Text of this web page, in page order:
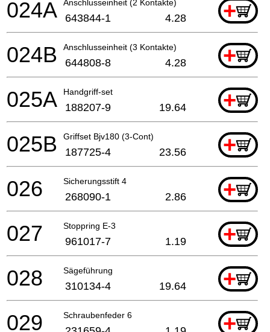
Anschlusseinheit (2 Kontakte) +
024A 643844-1 4.28
Anschlusseinheit (3 Kontakte) +
024B 644808-8 4.28
Handgriff-set +
025A 188207-9 19.64
Griffset Bjv180 (3-Cont) +
025B 187725-4 23.56
Sicherungsstift 4 +
026 268090-1 2.86
Stoppring E-3 +
027 961017-7 1.19
Sägeführung +
028 310134-4 19.64
Schraubenfeder 6 +
029